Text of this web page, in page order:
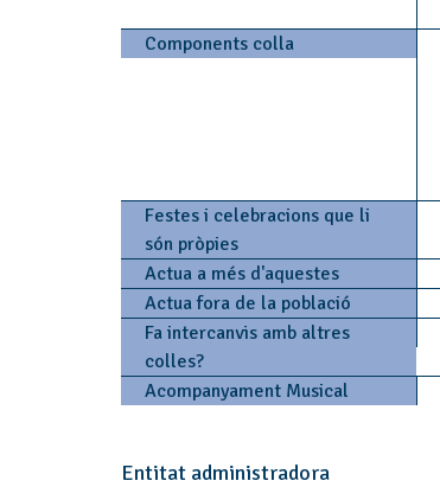
Components colla
Festes i celebracions que li
són pròpies
Actua a més d'aquestes
Actua fora de la població
Fa intercanvis amb altres
colles?
Acompanyament Musical
Entitat administradora